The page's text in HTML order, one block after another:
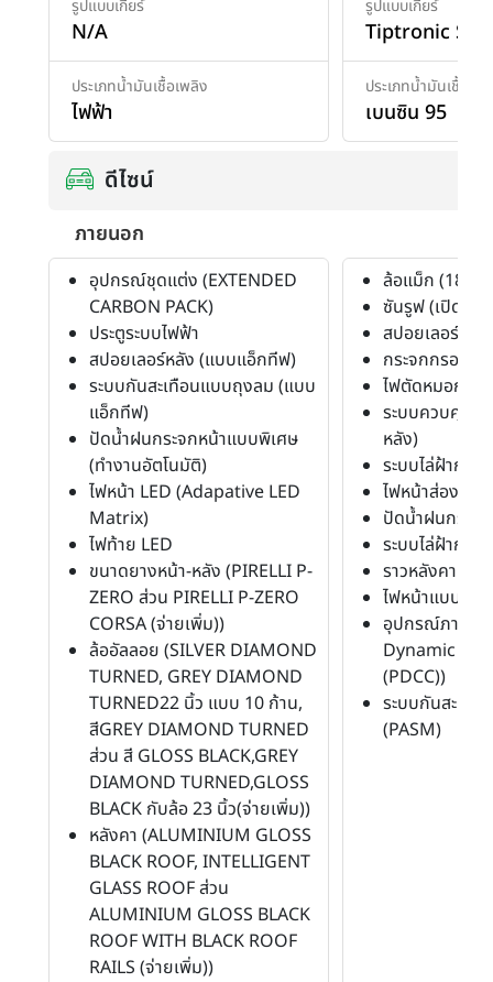
รูปแบบเกียร์
N/A
ประเภทน้ำมันเชื้อเพลิง
ไฟฟ้า
รูปแบบเกียร์
Tiptronic S
ประเภทน้ำมันเชื้อเพ
เบนซิน 95
ดีไซน์
ภายนอก
อุปกรณ์ชุดแต่ง (EXTENDED
CARBON PACK)
ประตูระบบไฟฟ้า
สปอยเลอร์หลัง (แบบแอ็กทีฟ)
ระบบกันสะเทือนแบบถุงลม (แบบ
แอ็กทีฟ)
ปัดน้ำฝนกระจกหน้าแบบพิเศษ
(ทำงานอัตโนมัติ)
ไฟหน้า LED (Adapative LED
Matrix)
ไฟท้าย LED
ขนาดยางหน้า-หลัง (PIRELLI P-
ZERO ส่วน PIRELLI P-ZERO
CORSA (จ่ายเพิ่ม))
ล้ออัลลอย (SILVER DIAMOND
TURNED, GREY DIAMOND
TURNED22 นิ้ว แบบ 10 ก้าน,
สีGREY DIAMOND TURNED
ส่วน สี GLOSS BLACK,GREY
DIAMOND TURNED,GLOSS
BLACK กับล้อ 23 นิ้ว(จ่ายเพิ่ม))
หลังคา (ALUMINIUM GLOSS
BLACK ROOF, INTELLIGENT
GLASS ROOF ส่วน
ALUMINIUM GLOSS BLACK
ROOF WITH BLACK ROOF
RAILS (จ่ายเพิ่ม))
ล้อแม็ก (18")
ซันรูฟ (เปิดได้)
สปอยเลอร์หลั
กระจกกรองแ
ไฟตัดหมอก (ห
ระบบควบคุมระ
หลัง)
ระบบไล่ฝ้ากระ
ไฟหน้าส่องสว่
ปัดน้ำฝนกระจ
ระบบไล่ฝ้ากระ
ราวหลังคา
ไฟหน้าแบบโปร
อุปกรณ์ภายน
Dynamic
(PDCC))
ระบบกันสะเทื
(PASM)